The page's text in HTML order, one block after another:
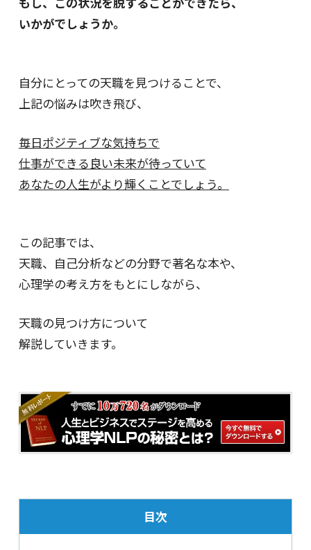
いかがでしょうか。
自分にとっての天職を見つけることで、
上記の悩みは吹き飛び、
毎日ポジティブな気持ちで
仕事ができる良い未来が待っていて
あなたの人生がより輝くことでしょう。
この記事では、
天職、自己分析などの分野で著名な本や、
心理学の考え方をもとにしながら、
天職の見つけ方について
解説していきます。
目次